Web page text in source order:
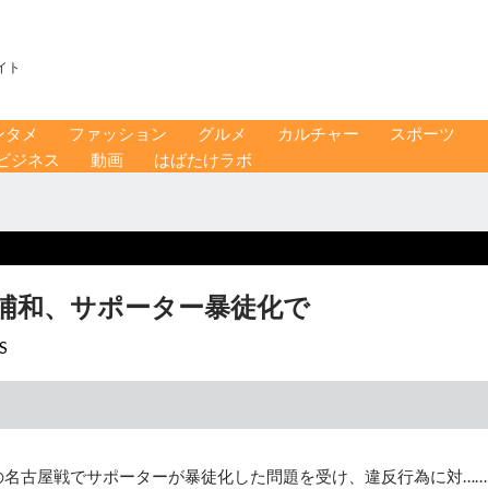
ト
タメ ファッション グルメ カルチャー
スポーツ
ジネス 動画 はばたけラボ
和、サポーター暴徒化で
古屋戦でサポーターが暴徒化した問題を受け、違反行為に対……